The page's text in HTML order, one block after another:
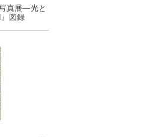
真展―光と
図録